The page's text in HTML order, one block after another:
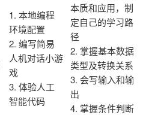
1. 本地编程
环境配置
2. 编写简易
人机对话小游
戏
3. 体验人工
智能代码
本质和应用，制
定自己的学习路
径
2. 掌握基本数据
类型及转换关系
3. 会写输入和输
出
4. 掌握条件判断